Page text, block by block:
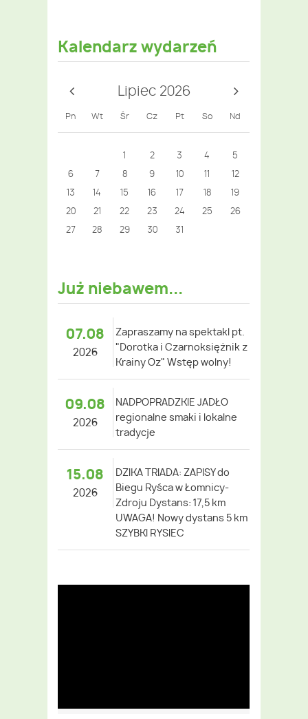
Kalendarz wydarzeń
Lipiec 2026
Pn Wt Śr Cz Pt So Nd
1 2 3 4 5
6 7 8 9 10 11 12
13 14 15 16 17 18 19
20 21 22 23 24 25 26
27 28 29 30 31
Już niebawem...
07.08
2026
Zapraszamy na spektakl pt.
"Dorotka i Czarnoksiężnik z
Krainy Oz" Wstęp wolny!
09.08
2026
NADPOPRADZKIE JADŁO
regionalne smaki i lokalne
tradycje
15.08
2026
DZIKA TRIADA: ZAPISY do
Biegu Ryśca w Łomnicy-
Zdroju Dystans: 17,5 km
UWAGA! Nowy dystans 5 km
SZYBKI RYSIEC